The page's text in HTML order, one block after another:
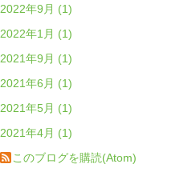
2022年9月 (1)
2022年1月 (1)
2021年9月 (1)
2021年6月 (1)
2021年5月 (1)
2021年4月 (1)
このブログを購読(Atom)